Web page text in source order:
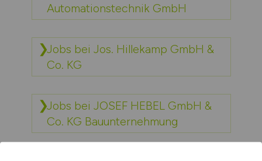
Automationstechnik GmbH
Jobs bei Jos. Hillekamp GmbH &
Co. KG
Jobs bei JOSEF HEBEL GmbH &
Co. KG Bauunternehmung